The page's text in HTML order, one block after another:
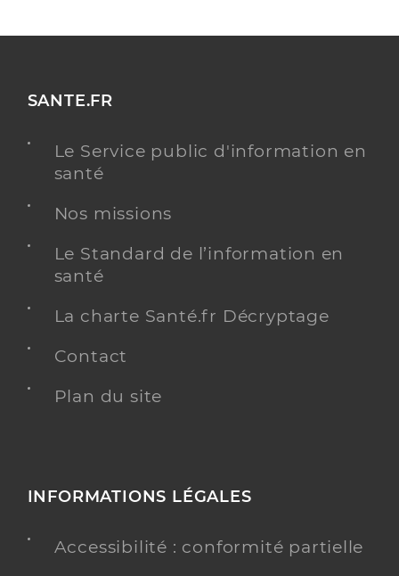
SANTE.FR
Le Service public d'information en
santé
Nos missions
Le Standard de l’information en
santé
La charte Santé.fr Décryptage
Contact
Plan du site
INFORMATIONS LÉGALES
Accessibilité : conformité partielle